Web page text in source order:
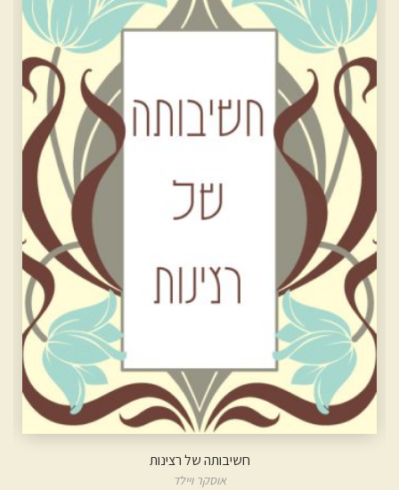
האם יש מקקים בישראל?
נסים אלוני